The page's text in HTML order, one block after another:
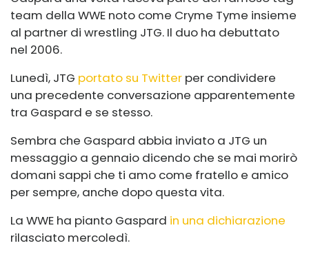
team della WWE noto come Cryme Tyme insieme
al partner di wrestling JTG. Il duo ha debuttato
nel 2006.
Lunedì, JTG portato su Twitter per condividere
una precedente conversazione apparentemente
tra Gaspard e se stesso.
Sembra che Gaspard abbia inviato a JTG un
messaggio a gennaio dicendo che se mai morirò
domani sappi che ti amo come fratello e amico
per sempre, anche dopo questa vita.
La WWE ha pianto Gaspard in una dichiarazione
rilasciato mercoledì.